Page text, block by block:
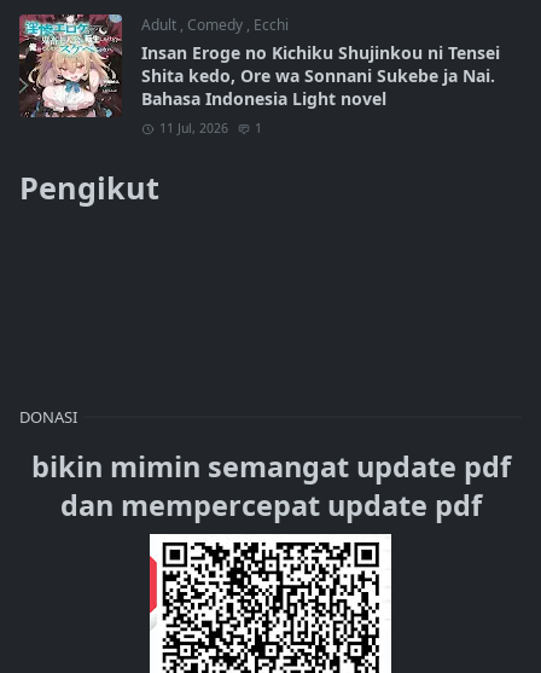
Adult , Comedy , Ecchi
Insan Eroge no Kichiku Shujinkou ni Tensei
Shita kedo, Ore wa Sonnani Sukebe ja Nai.
Bahasa Indonesia Light novel
11 Jul, 2026 1
Pengikut
DONASI
bikin mimin semangat update pdf
dan mempercepat update pdf